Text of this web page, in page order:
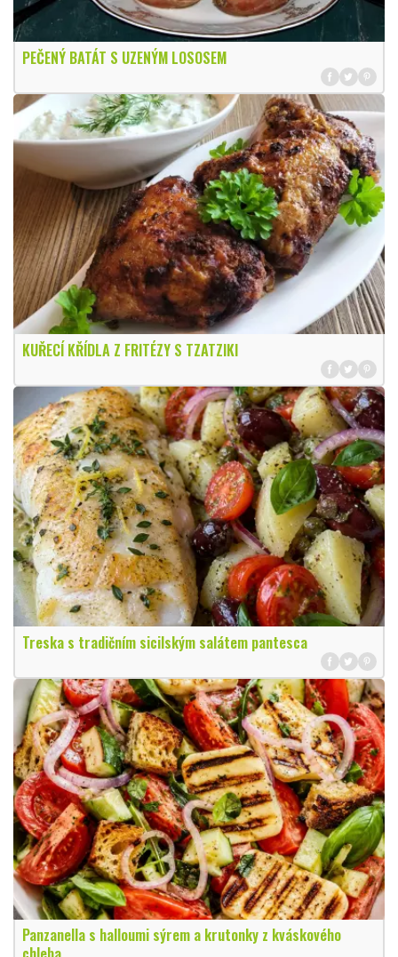
PEČENÝ BATÁT S UZENÝM LOSOSEM
KUŘECÍ KŘÍDLA Z FRITÉZY S TZATZIKI
Treska s tradičním sicilským salátem pantesca
Panzanella s halloumi sýrem a krutonky z kváskového